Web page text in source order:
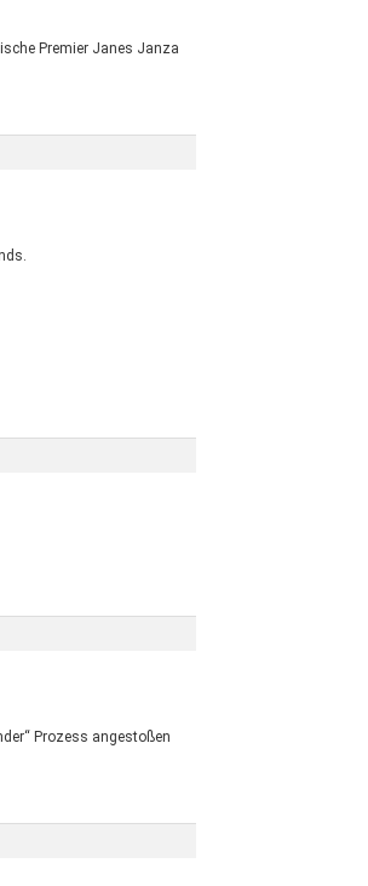
Premier Janes Janza
Prozess angestoßen